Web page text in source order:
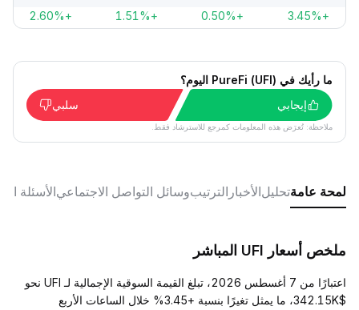
+3.45%
+0.50%
+1.51%
+2.60%
ما رأيك في PureFi (UFI) اليوم؟
إيجابي
سلبي
ملاحظة: تُعرَض هذه المعلومات كمرجع للاسترشاد فقط.
لمحة عامةتحليلالأخبار الترتيبوسائل التواصل الاجتماعيالأسئلة
ملخص أسعار UFI المباشر
اعتبارًا من 7 أغسطس 2026، تبلغ القيمة السوقية الإجمالية لـ UFI نحو
$342.15K، ما يمثل تغيرًا بنسبة +3.45% خلال الساعات الأربع